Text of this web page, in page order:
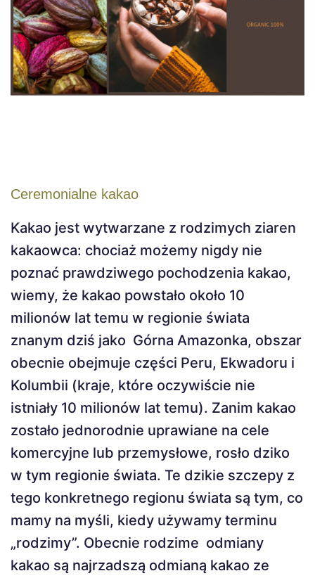
Ceremonialne kakao
Kakao jest wytwarzane z rodzimych ziaren
kakaowca: chociaż możemy nigdy nie
poznać prawdziwego pochodzenia kakao,
wiemy, że kakao powstało około 10
milionów lat temu w regionie świata
znanym dziś jako Górna Amazonka, obszar
obecnie obejmuje części Peru, Ekwadoru i
Kolumbii (kraje, które oczywiście nie
istniały 10 milionów lat temu). Zanim kakao
zostało jednorodnie uprawiane na cele
komercyjne lub przemysłowe, rosło dziko
w tym regionie świata. Te dzikie szczepy z
tego konkretnego regionu świata są tym, co
mamy na myśli, kiedy używamy terminu
„rodzimy”. Obecnie rodzime odmiany
kakao są najrzadszą odmianą kakao ze